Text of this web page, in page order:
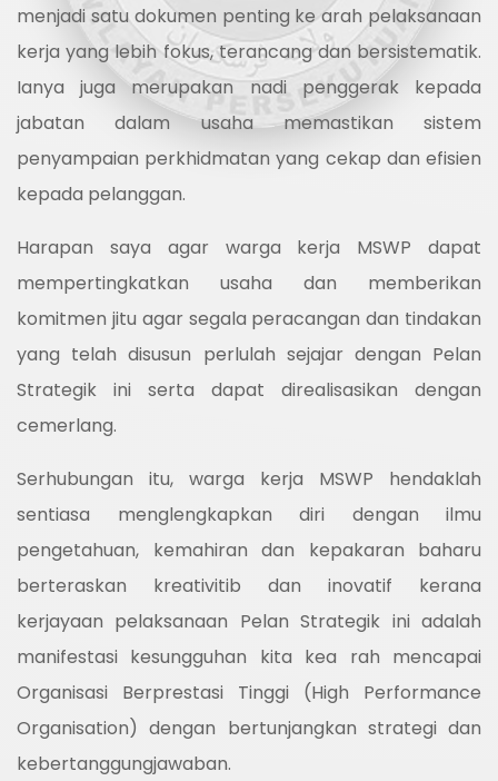
menjadi satu dokumen penting ke arah pelaksanaan
kerja yang lebih fokus, terancang dan bersistematik.
Ianya juga merupakan nadi penggerak kepada
jabatan dalam usaha memastikan sistem
penyampaian perkhidmatan yang cekap dan efisien
kepada pelanggan.
Harapan saya agar warga kerja MSWP dapat
mempertingkatkan usaha dan memberikan
komitmen jitu agar segala peracangan dan tindakan
yang telah disusun perlulah sejajar dengan Pelan
Strategik ini serta dapat direalisasikan dengan
cemerlang.
Serhubungan itu, warga kerja MSWP hendaklah
sentiasa menglengkapkan diri dengan ilmu
pengetahuan, kemahiran dan kepakaran baharu
berteraskan kreativitib dan inovatif kerana
kerjayaan pelaksanaan Pelan Strategik ini adalah
manifestasi kesungguhan kita kea rah mencapai
Organisasi Berprestasi Tinggi (High Performance
Organisation) dengan bertunjangkan strategi dan
kebertanggungjawaban.